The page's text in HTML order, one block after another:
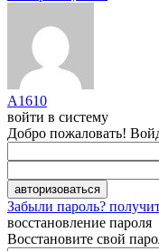
A1610
войти в систему
Добро пожаловать!
Забыли пароль?
восстановление пароля
Восстановите свой